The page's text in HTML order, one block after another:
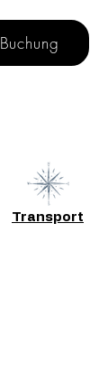
Buchung
Transport